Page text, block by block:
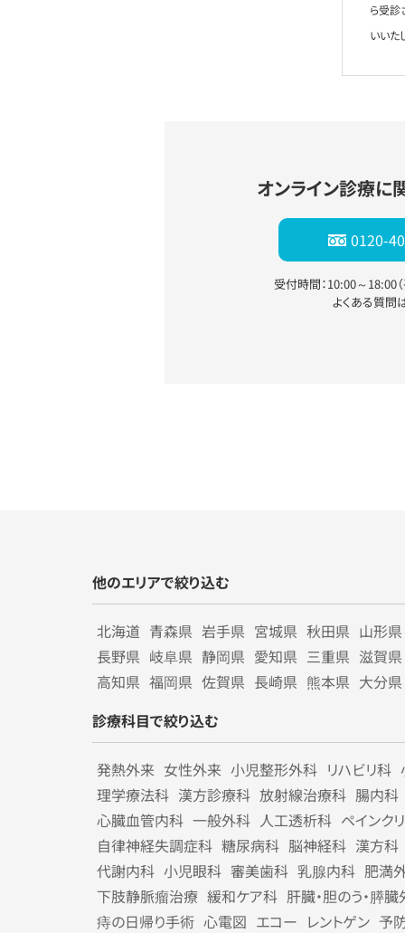
ら受診
いいた
オンライン診療に
0120-
受付時間：10:00～18:00
よくある質問
他のエリアで絞り込む
北海道 青森県 岩手県 宮城県 秋田県 山形県
長野県 岐阜県 静岡県 愛知県 三重県 滋賀県
高知県 福岡県 佐賀県 長崎県 熊本県 大分県
診療科目で絞り込む
発熱外来 女性外来 小児整形外科 リハビリ科
理学療法科 漢方診療科 放射線治療科 腸内科
心臓血管内科 一般外科 人工透析科 ペインク
自律神経失調症科 糖尿病科 脳神経科 漢方科
代謝内科 小児眼科 審美歯科 乳腺内科 肥満
下肢静脈瘤治療 緩和ケア科 肝臓・胆のう・膵
痔の日帰り手術 心電図 エコー レントゲン 予